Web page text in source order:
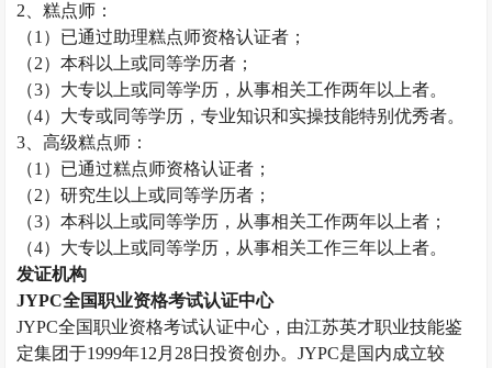
2、糕点师 ：
（1）已通过助理糕点师资格认证者；
（2）本科以上或同等学历者；
（3）大专以上或同等学历，从事相关工作两年以上者。
（4）大专或同等学历，专业知识和实操技能特别优秀者。
3、高级糕点师 ：
（1）已通过糕点师资格认证者；
（2）研究生以上或同等学历者；
（3）本科以上或同等学历，从事相关工作两年以上者；
（4）大专以上或同等学历，从事相关工作三年以上者。
发证机构
JYPC全国职业资格考试认证中心
JYPC全国职业资格考试认证中心，由江苏英才职业技能鉴
定集团于1999年12月28日投资创办。JYPC是国内成立较